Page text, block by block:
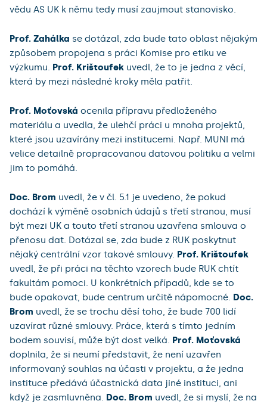
vědu AS UK k němu tedy musí zaujmout stanovisko.
Prof. Zahálka se dotázal, zda bude tato oblast nějakým
způsobem propojena s práci Komise pro etiku ve
výzkumu. Prof. Krištoufek uvedl, že to je jedna z věcí,
která by mezi následné kroky měla patřit.
Prof. Moťovská ocenila přípravu předloženého
materiálu a uvedla, že ulehčí práci u mnoha projektů,
které jsou uzavírány mezi institucemi. Např. MUNI má
velice detailně propracovanou datovou politiku a velmi
jim to pomáhá.
Doc. Brom uvedl, že v čl. 5.1 je uvedeno, že pokud
dochází k výměně osobních údajů s třetí stranou, musí
být mezi UK a touto třetí stranou uzavřena smlouva o
přenosu dat. Dotázal se, zda bude z RUK poskytnut
nějaký centrální vzor takové smlouvy. Prof. Krištoufek
uvedl, že při práci na těchto vzorech bude RUK chtít
fakultám pomoci. U konkrétních případů, kde se to
bude opakovat, bude centrum určitě nápomocné. Doc.
Brom uvedl, že se trochu děsí toho, že bude 700 lidí
uzavírat různé smlouvy. Práce, která s tímto jedním
bodem souvisí, může být dost velká. Prof. Moťovská
doplnila, že si neumí představit, že není uzavřen
informovaný souhlas na účasti v projektu, a že jedna
instituce předává účastnická data jiné instituci, ani
když je zasmluvněna. Doc. Brom uvedl, že si myslí, že na